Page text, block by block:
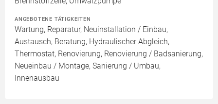
ANGEBOTENE TÄTIGKEITEN
Wartung, Reparatur, Neuinstallation / Einbau,
Austausch, Beratung, Hydraulischer Abgleich,
Thermostat, Renovierung, Renovierung / Badsanierung,
Neueinbau / Montage, Sanierung / Umbau,
Innenausbau